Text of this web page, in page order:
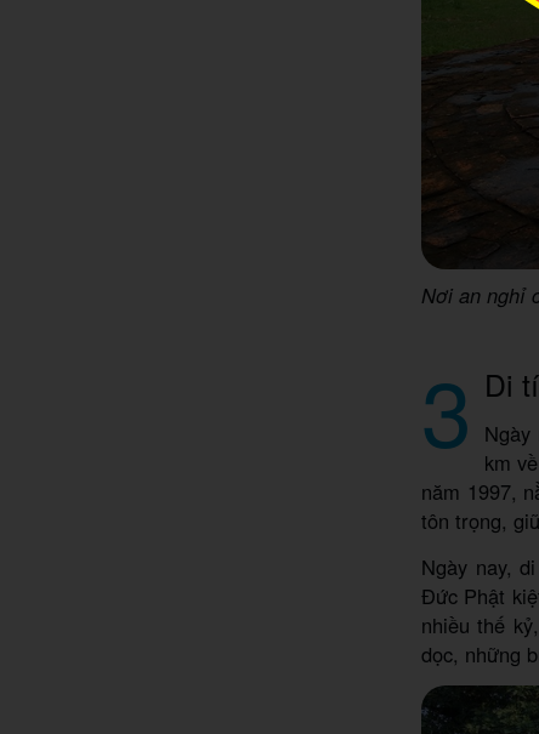
Nơi an nghỉ
3 Di
Ngày
km
năm 1997,
tôn trọng,
Ngày nay,
Đức Phật
nhiều thế
dọc, những